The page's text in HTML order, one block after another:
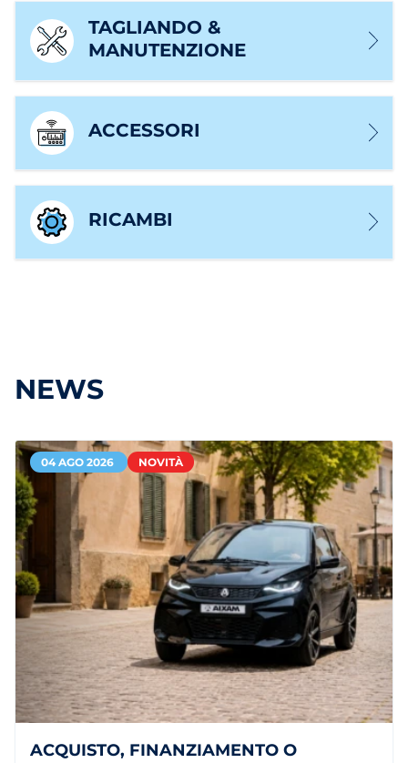
TAGLIANDO &
MANUTENZIONE
ACCESSORI
RICAMBI
NEWS
04 AGO 2026 NOVITÀ
ACQUISTO, FINANZIAMENTO O